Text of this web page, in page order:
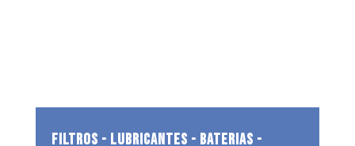
FILTROS - LUBRICANTES - BATERIAS -